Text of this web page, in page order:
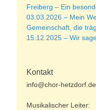
Freiberg – Ein
03.03.2026 – Mein
Gemeinschaft, die
15.12.2025 – Wir
Kontakt
info@chor-hetzdorf.de
Musikalischer Leiter: